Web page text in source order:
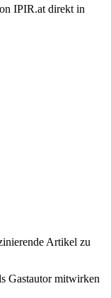
IPIR.at direkt in
Artikel zu
Gastautor mitwirken